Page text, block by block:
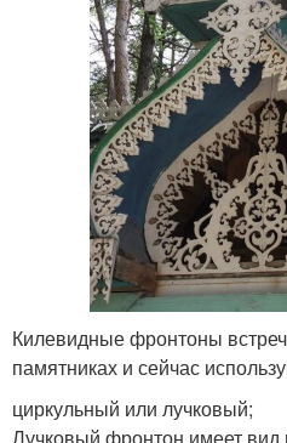
Килевидные фронтоны
памятниках и сейчас
циркульный или лучковый;